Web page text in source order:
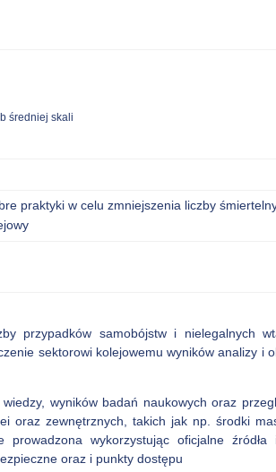
średniej skali
praktyki w celu zmniejszenia liczby
przypadków samobójstw i nielegalnych
sektorowi kolejowemu wyników analizy i
wyników badań naukowych oraz
oraz zewnętrznych, takich jak np. środki
wykorzystując oficjalne
oraz i punkty dostępu